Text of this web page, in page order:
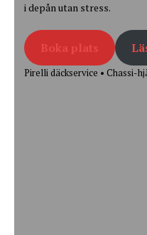
i depån utan stress.
Boka plats
Pirelli däckservice • Chassi-